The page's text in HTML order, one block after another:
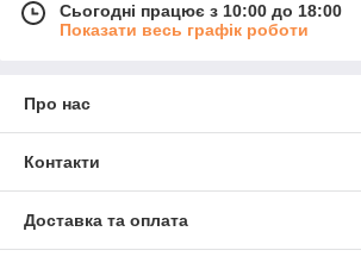
Сьогодні працює з 10:00 до 18:00
Показати весь графік роботи
Про нас
Контакти
Доставка та оплата